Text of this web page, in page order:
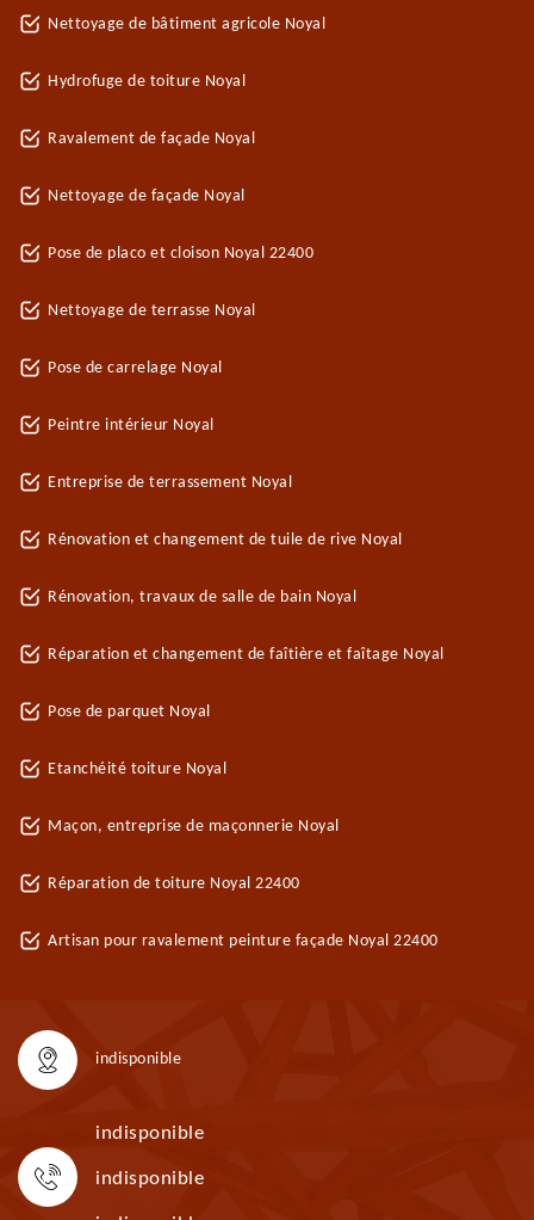
Nettoyage de bâtiment agricole Noyal
Hydrofuge de toiture Noyal
Ravalement de façade Noyal
Nettoyage de façade Noyal
Pose de placo et cloison Noyal 22400
Nettoyage de terrasse Noyal
Pose de carrelage Noyal
Peintre intérieur Noyal
Entreprise de terrassement Noyal
Rénovation et changement de tuile de rive Noyal
Rénovation, travaux de salle de bain Noyal
Réparation et changement de faîtière et faîtage Noyal
Pose de parquet Noyal
Etanchéité toiture Noyal
Maçon, entreprise de maçonnerie Noyal
Réparation de toiture Noyal 22400
Artisan pour ravalement peinture façade Noyal 22400
indisponible
indisponible
indisponible